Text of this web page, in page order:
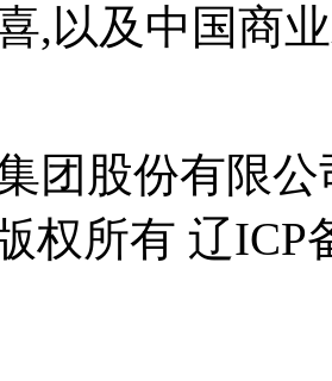
,以及中国商
团股份有限
权所有 辽ICP